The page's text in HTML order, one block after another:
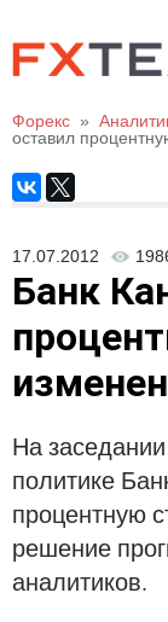
Форекс »
оставил
17.07.2012
Банк
На
политике
процентную
решение
аналитиков.